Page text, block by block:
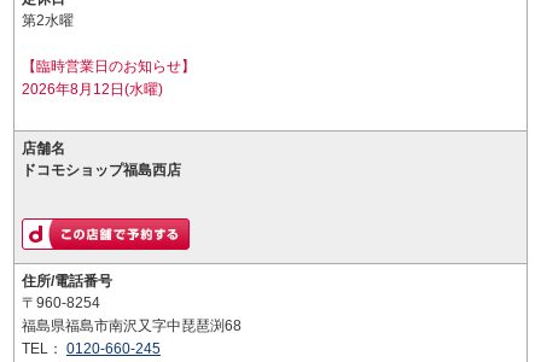
第2水曜
【臨時営業日のお知らせ】
2026年8月12日(水曜)
店舗名
ドコモショップ福島西店
住所/電話番号
〒960-8254
福島県福島市南沢又字中琵琶渕68
TEL： 0120-660-245